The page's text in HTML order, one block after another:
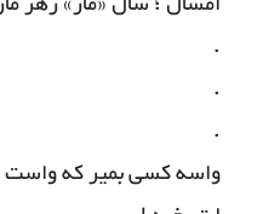
.
.
.
واسه کسی بمیر که